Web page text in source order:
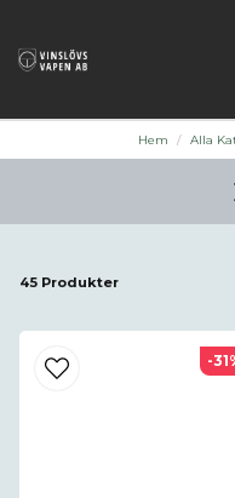
Hem Alla
45 Produkter
-